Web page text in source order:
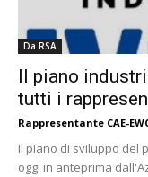
Da RSA
Il piano
tutti i
Rappresentante CAE-
Il piano di sviluppo del
oggi in anteprima